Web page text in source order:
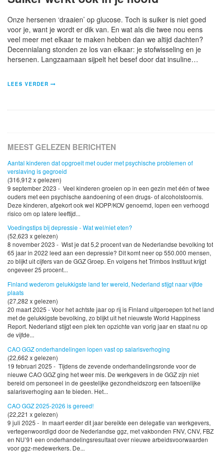
Onze hersenen ‘draaien’ op glucose. Toch is suiker is niet goed
voor je, want je wordt er dik van. En wat als die twee nou eens
veel meer met elkaar te maken hebben dan we altijd dachten?
Decennialang stonden ze los van elkaar: je stofwisseling en je
hersenen. Langzaamaan sijpelt het besef door dat insuline…
LEES VERDER
MEEST GELEZEN BERICHTEN
Aantal kinderen dat opgroeit met ouder met psychische problemen of
verslaving is gegroeid
(316,912 x gelezen)
9 september 2023 - Veel kinderen groeien op in een gezin met één of twee
ouders met een psychische aandoening of een drugs- of alcoholstoornis.
Deze kinderen, afgekort ook wel KOPP/KOV genoemd, lopen een verhoogd
risico om op latere leeftijd...
Voedingstips bij depressie - Wat wel/niet eten?
(52,623 x gelezen)
8 november 2023 - Wist je dat 5,2 procent van de Nederlandse bevolking tot
65 jaar in 2022 leed aan een depressie? Dit komt neer op 550.000 mensen,
zo blijkt uit cijfers van de GGZ Groep. En volgens het Trimbos Instituut krijgt
ongeveer 25 procent...
Finland wederom gelukkigste land ter wereld, Nederland stijgt naar vijfde
plaats
(27,282 x gelezen)
20 maart 2025 - Voor het achtste jaar op rij is Finland uitgeroepen tot het land
met de gelukkigste bevolking, zo blijkt uit het nieuwste World Happiness
Report. Nederland stijgt een plek ten opzichte van vorig jaar en staat nu op
de vijfde...
CAO GGZ onderhandelingen lopen vast op salarisverhoging
(22,662 x gelezen)
19 februari 2025 - Tijdens de zevende onderhandelingsronde voor de
nieuwe CAO GGZ ging het weer mis. De werkgevers in de GGZ zijn niet
bereid om personeel in de geestelijke gezondheidszorg een fatsoenlijke
salarisverhoging aan te bieden. Het...
CAO GGZ 2025-2026 is gereed!
(22,221 x gelezen)
9 juli 2025 - In maart eerder dit jaar bereikte een delegatie van werkgevers,
vertegenwoordigd door de Nederlandse ggz, met vakbonden FNV, CNV, FBZ
en NU’91 een onderhandelingsresultaat over nieuwe arbeidsvoorwaarden
voor ggz-medewerkers. De...